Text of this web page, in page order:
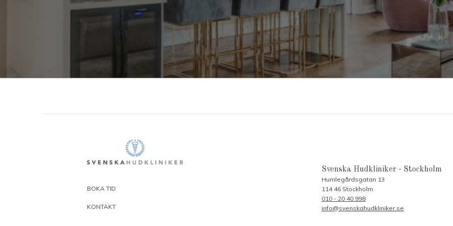
BOKA TID
KONTAKT
Svenska Hudkliniker - Stockholm
Humlegårdsgatan 13
114 46 Stockholm
010 - 20 40 998
info@svenskahudkliniker.se